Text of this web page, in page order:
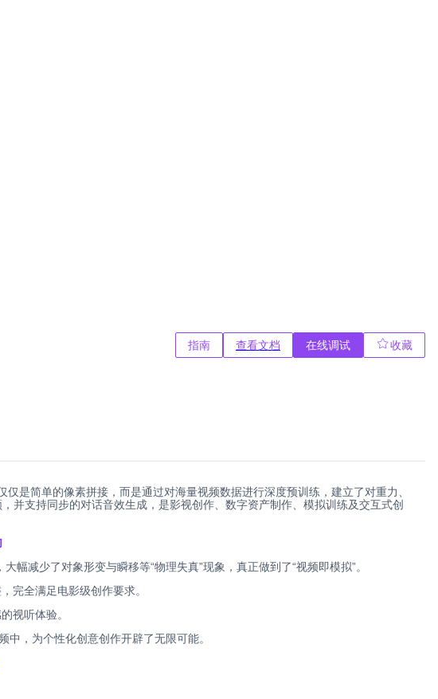
指南 查看文档 在线调试
收藏
是简单的像素拼接，而是通过对海量视频数据进行深度预训练，建立了对重力、
并支持同步的对话音效生成，是影视创作、数字资产制作、模拟训练及交互式创
减少了对象形变与瞬移等“物理失真”现象，真正做到了“视频即模拟”。
完全满足电影级创作要求。
视听体验。
，为个性化创意创作开辟了无限可能。